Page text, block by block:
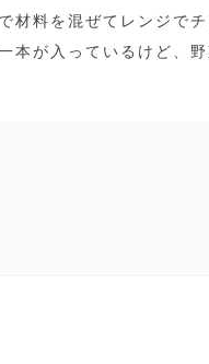
材料を混ぜてレンジで
本が入っているけど、